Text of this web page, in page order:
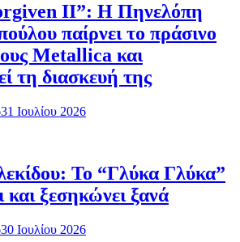
II”: Η Πηνελόπη
παίρνει το πράσινο
Metallica και
τη διασκευή της
31 Ιουλίου 2026
Το “Γλύκα Γλύκα”
και ξεσηκώνει ξανά
30 Ιουλίου 2026